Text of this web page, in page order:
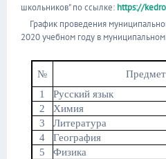
школьников" по ссылке: https://
График проведения
2020 учебном году в
№ Предмет
1
Русскийязык
2
Химия
3
Литература
4
География
5
Физика